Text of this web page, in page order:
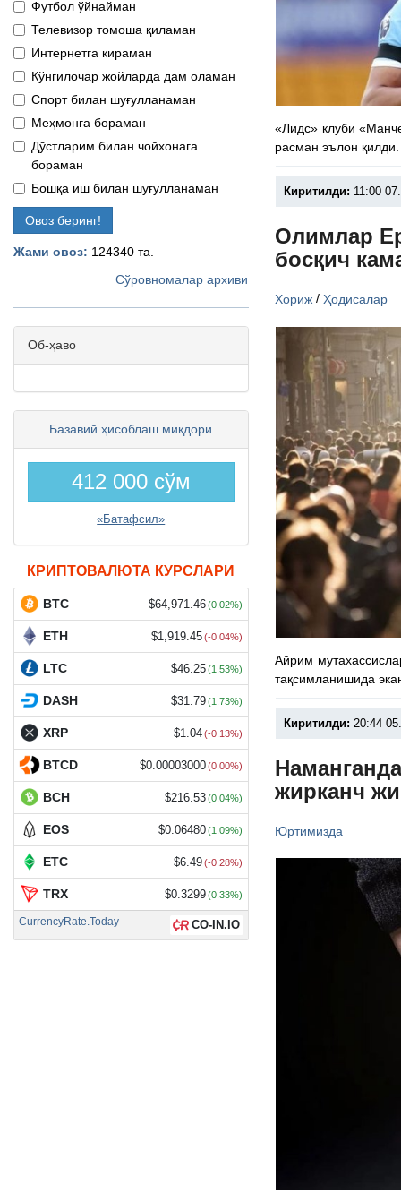
Футбол ўйнайман
Телевизор томоша қиламан
Интернетга кираман
Кўнгилочар жойларда дам оламан
Спорт билан шуғулланаман
Меҳмонга бораман
Дўстларим билан чойхонага
бораман
Бошқа иш билан шуғулланаман
Овоз беринг!
Жами овоз: 124340 та.
Сўровномалар архиви
Об-ҳаво
Базавий ҳисоблаш миқдори
412 000 сўм
«Батафсил»
КРИПТОВАЛЮТА КУРСЛАРИ
BTC $64,971.46 (0.02%)
ETH $1,919.45 (-0.04%)
LTC $46.25 (1.53%)
DASH $31.79 (1.73%)
XRP $1.04 (-0.13%)
BTCD $0.00003000 (0.00%)
BCH $216.53 (0.04%)
EOS $0.06480 (1.09%)
ETC $6.49 (-0.28%)
TRX $0.3299 (0.33%)
CurrencyRate.Today CO-IN.IO
«Лидс» клуби
расман эълон қилди.
Киритилди: 11:00
Олимлар
босқич
Хориж /Ҳодисалар
Айрим
тақсимланишида
Киритилди: 20:44
жирканч
Юртимизда